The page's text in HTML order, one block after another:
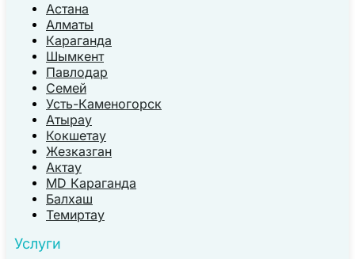
Астана
Алматы
Караганда
Шымкент
Павлодар
Семей
Усть-Каменогорск
Атырау
Кокшетау
Жезказган
Актау
MD Караганда
Балхаш
Темиртау
Услуги